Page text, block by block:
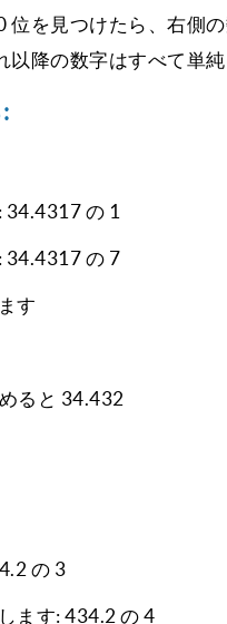
を見つけたら、右側
降の数字はすべて単純
34.4317 の 1
34.4317 の 7
す
ると 34.432
の 3
ます: 434.2 の 4